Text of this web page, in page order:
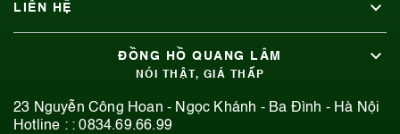
LIÊN HỆ
ĐỒNG HỒ QUANG LÂM
NÓI THẬT, GIÁ THẤP
23 Nguyễn Công Hoan - Ngọc Khánh - Ba Đình - Hà Nội
Hotline : :0834.69.66.99